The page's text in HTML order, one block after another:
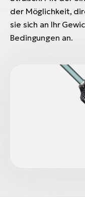
der Möglichkeit,
sie sich an Ihr
Bedingungen an.